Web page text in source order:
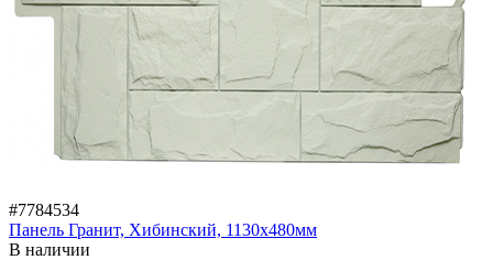
#7784534
Панель Гранит, Хибинский, 1130х480мм
В наличии